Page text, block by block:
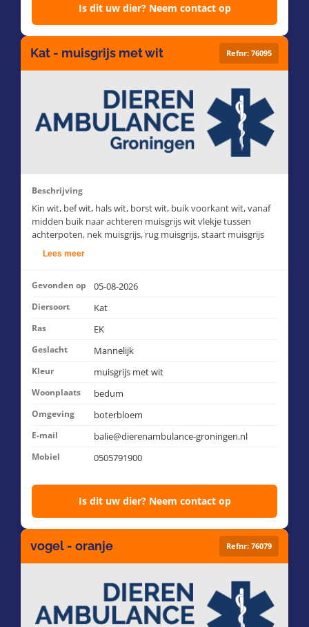
Is dit uw dier? Neem contact op
Kat - muisgrijs met wit Refnr: 76095
Beschrijving
Kin wit, bef wit, hals wit, borst wit, buik voorkant wit, vanaf
midden buik naar achteren muisgrijs wit vlekje tussen
achterpoten, nek muisgrijs, rug muisgrijs, staart muisgrijs
wit puntje, r en l flank muisgrijs, r voorpoot muisgrijs+ witte
laars, l voorpoot muisgrijs met wit sokje,doorlopend tor
sokje ,doorlopend tot laars achtetkant poot, l achterpoot
wit, neus zwart, wit vlekje boven op kop, snorharen wit.
Lees meer
Gevonden op 05-08-2026
Diersoort Kat
Ras EK
Geslacht Mannelijk
Kleur muisgrijs met wit
Woonplaats bedum
Omgeving boterbloem
E-mail balie@dierenambulance-groningen.nl
Mobiel 0505791900
Is dit uw dier? Neem contact op
vogel - oranje Refnr: 76079